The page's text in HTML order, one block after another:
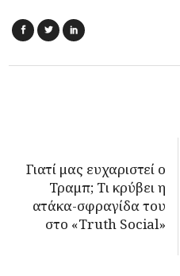
Γιατί μας ευχαριστεί ο
Τραμπ; Τι κρύβει η
ατάκα-σφραγίδα του
στο «Truth Social»